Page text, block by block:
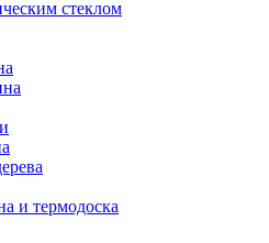
стеклом
и термодоска